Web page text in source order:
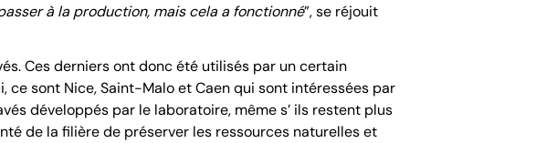
à la production, mais cela a fonctionné”, se réjouit
Ces derniers ont donc été utilisés par un certain
ce sont Nice, Saint-Malo et Caen qui sont intéressées par
développés par le laboratoire, même s’ ils restent plus
de la filière de préserver les ressources naturelles et